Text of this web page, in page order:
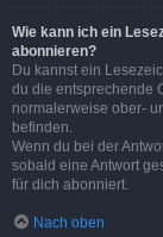
Wie kann ich ein
abonnieren?
Du kannst ein
du die entsprechende
normalerweise ober-
befinden.
Wenn du bei der
sobald eine Antwort
für dich abonniert.
Nach oben